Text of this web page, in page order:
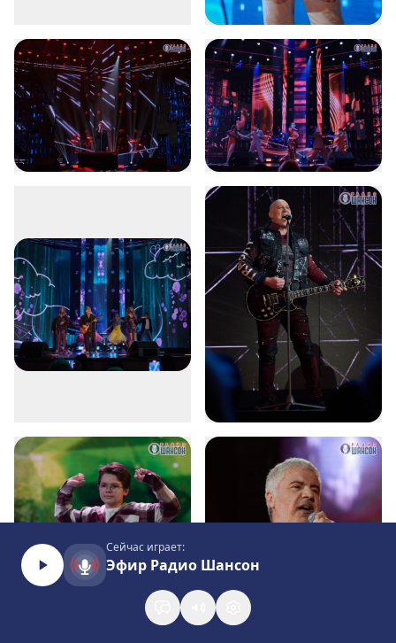
Сейчас играет:
Эфир Радио Шансон